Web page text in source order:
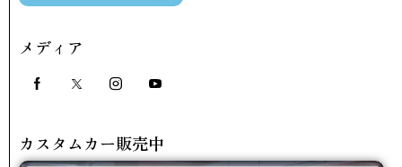
メディア
カスタムカー販売中